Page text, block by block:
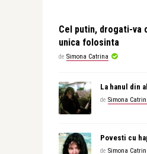
Cel putin, drogati-va
unica folosinta
de Simona Catrina
La hanul din
de Simona
Povesti cu
de Simona